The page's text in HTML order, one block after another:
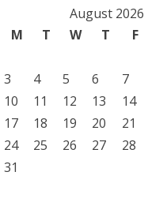
August 2026
M
T W T F
3
4 5 6 7
10
11 12 13 14
17
18 19 20 21
24
25 26 27 28
31